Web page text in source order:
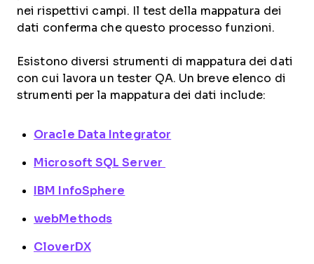
nei rispettivi campi. Il test della mappatura dei
dati conferma che questo processo funzioni.
Esistono diversi strumenti di mappatura dei dati
con cui lavora un tester QA. Un breve elenco di
strumenti per la mappatura dei dati include:
Oracle Data Integrator
Microsoft SQL Server
IBM InfoSphere
webMethods
CloverDX